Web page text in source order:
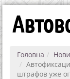
Головна
штрафов уже